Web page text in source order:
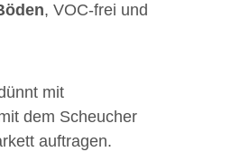
, VOC-frei und
mit
dem Scheucher
auftragen.